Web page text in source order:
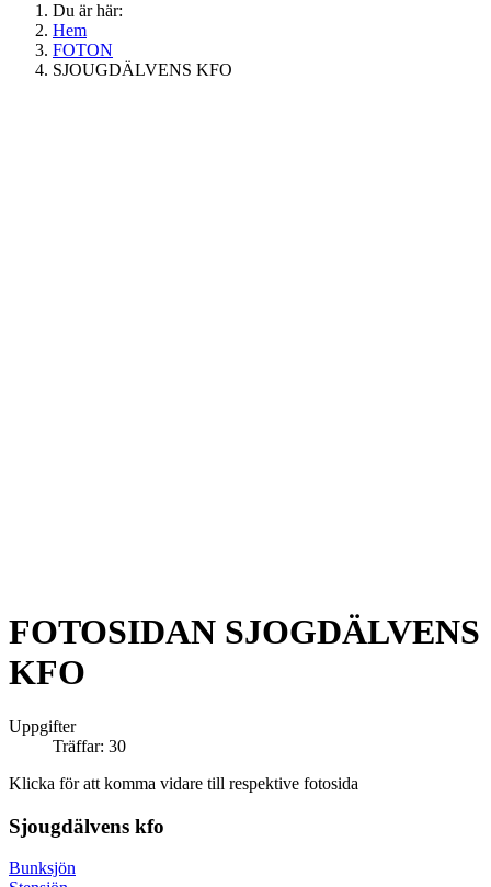
Du är här:
Hem
FOTON
SJOUGDÄLVENS KFO
FOTOSIDAN SJOGDÄLVENS
KFO
Uppgifter
Träffar: 30
Klicka för att komma vidare till respektive fotosida
Sjougdälvens kfo
Bunksjön